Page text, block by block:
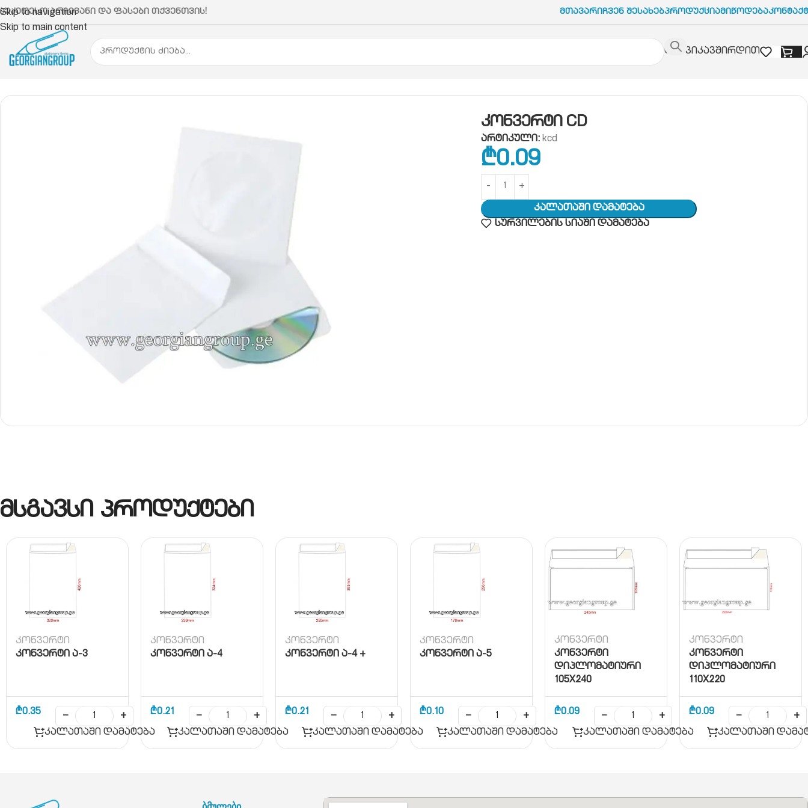
Skip to navigation
Skip to main content
არჩევანი და ფასები თქვენთვის! ᲛთავარიᲩვენ ᲨესახებᲞროდუქციაᲛიწოდება
დაგვიკავშირდით
კონვერტი CD
არტიკული:kcd
₾0.09
Კალათაში Დამატება
სურვილების სიაში დამატება
მსგავსი პროდუქტები
კონვერტი
კონვერტი ა-3
₾0.35 −
+
კალათაში დამატება
კონვერტი
კონვერტი ა-4
₾0.21 −
+
კალათაში დამატება
კონვერტი
კონვერტი ა-4 +
₾0.21 −
+
კალათაში დამატება
კონვერტი
კონვერტი ა-5
₾0.10 −
+
კალათაში დამატება
კონვერტი
კონვერტი
დიპლომატიური
105X240
₾0.09 −
+
კალათაში დამატება
კონვერტი
კონვერტი
დიპლომატიური
110X220
₾0.09 −
+
კალათაში